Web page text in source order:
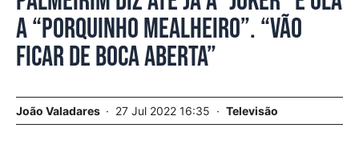
a “Porquinho Mealheiro”. “Vão
ficar de boca aberta”
João Valadares 27 Jul 2022 16:35 Televisão